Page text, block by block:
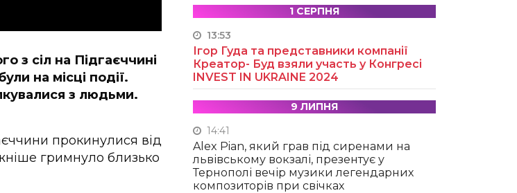
з сіл на Підгаєччині
на місці події.
з людьми.
прокинулися від
гримнуло близько
1 СЕРПНЯ
13:53
Ігор Гуда та представники компанії
Креатор- Буд взяли участь у Конгресі
INVEST IN UKRAINE 2024
9 ЛИПНЯ
14:41
Alex Pian, який грав під сиренами на
львівському вокзалі, презентує у
Тернополі вечір музики легендарних
композиторів при свічках